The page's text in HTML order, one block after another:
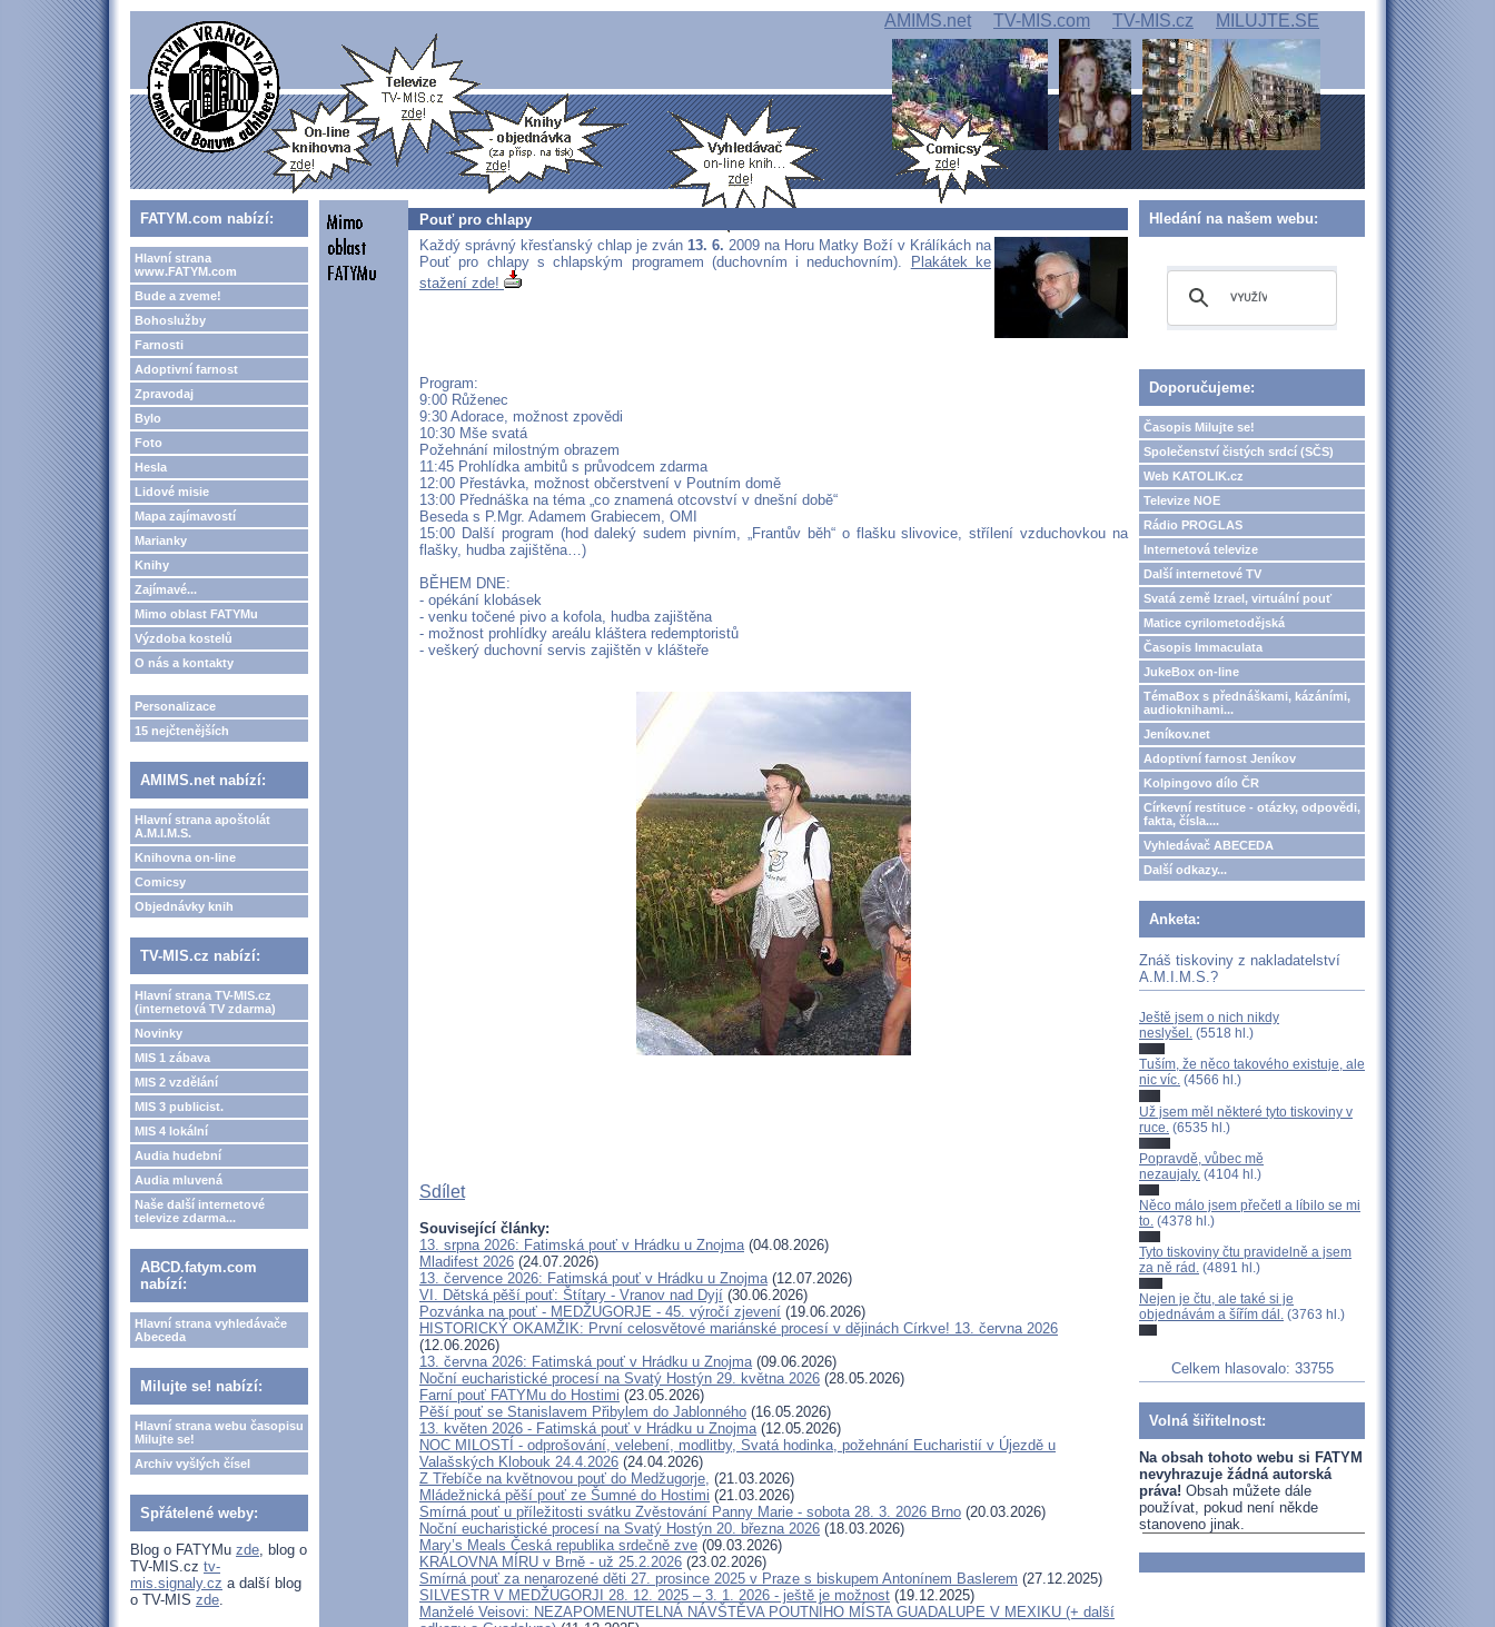
AMIMS.net TV-MIS.com TV-MIS.cz MILUJTE.SE
FATYM.com nabízí:
Hlavní strana
www.FATYM.com
Bude a zveme!
Bohoslužby
Farnosti
Adoptivní farnost
Zpravodaj
Bylo
Foto
Hesla
Lidové misie
Mapa zajímavostí
Marianky
Knihy
Zajímavé...
Mimo oblast FATYMu
Výzdoba kostelů
O nás a kontakty
Personalizace
15 nejčtenějších
AMIMS.net nabízí:
Hlavní strana apoštolát
A.M.I.M.S.
Knihovna on-line
Comicsy
Objednávky knih
TV-MIS.cz nabízí:
Hlavní strana TV-MIS.cz
(internetová TV zdarma)
Novinky
MIS 1 zábava
MIS 2 vzdělání
MIS 3 publicist.
MIS 4 lokální
Audia hudební
Audia mluvená
Naše další internetové
televize zdarma...
ABCD.fatym.com
nabízí:
Hlavní strana vyhledávače
Abeceda
Milujte se! nabízí:
Hlavní strana webu časopisu
Milujte se!
Archiv vyšlých čísel
Spřátelené weby:
Blog o FATYMu zde, blog o
TV-MIS.cz tv-
mis.signaly.cz a další blog
o TV-MIS zde.
Pouť pro chlapy
Každý správný křesťanský chlap je zván 13. 6. 2009 na Horu Matky Boží v Králíkách na
Pouť pro chlapy s chlapským programem (duchovním i neduchovním).
Plakátek ke
stažení zde!
Program:
9:00 Růženec
9:30 Adorace, možnost zpovědi
10:30 Mše svatá
Požehnání milostným obrazem
11:45 Prohlídka ambitů s průvodcem zdarma
12:00 Přestávka, možnost občerstvení v Poutním domě
13:00 Přednáška na téma „co znamená otcovství v dnešní době“
Beseda s P.Mgr. Adamem Grabiecem, OMI
15:00 Další program (hod daleký sudem pivním, „Frantův běh“ o flašku slivovice, střílení vzduchovkou na
flašky, hudba zajištěna…)
BĚHEM DNE:
- opékání klobásek
- venku točené pivo a kofola, hudba zajištěna
- možnost prohlídky areálu kláštera redemptoristů
- veškerý duchovní servis zajištěn v klášteře
Sdílet
Související články:
13. srpna 2026: Fatimská pouť v Hrádku u Znojma(04.08.2026)
Mladifest 2026 (24.07.2026)
13. července 2026: Fatimská pouť v Hrádku u Znojma(12.07.2026)
VI. Dětská pěší pouť: Štítary - Vranov nad Dyjí (30.06.2026)
Pozvánka na pouť - MEDŽUGORJE - 45. výročí zjevení (19.06.2026)
HISTORICKÝ OKAMŽIK: První celosvětové mariánské procesí v dějinách Církve! 13. června 2026
(12.06.2026)
13. června 2026: Fatimská pouť v Hrádku u Znojma(09.06.2026)
Noční eucharistické procesí na Svatý Hostýn 29. května 2026 (28.05.2026)
Farní pouť FATYMu do Hostimi (23.05.2026)
Pěší pouť se Stanislavem Přibylem do Jablonného (16.05.2026)
13. květen 2026 - Fatimská pouť v Hrádku u Znojma(12.05.2026)
NOC MILOSTÍ - odprošování, velebení, modlitby, Svatá hodinka, požehnání Eucharistií v Újezdě u
Valašských Klobouk 24.4.2026 (24.04.2026)
Z Třebíče na květnovou pouť do Medžugorje, (21.03.2026)
Mládežnická pěší pouť ze Šumné do Hostimi (21.03.2026)
Smírná pouť u příležitosti svátku Zvěstování Panny Marie - sobota 28. 3. 2026 Brno (20.03.2026)
Noční eucharistické procesí na Svatý Hostýn 20. března 2026 (18.03.2026)
Mary’s Meals Česká republika srdečně zve (09.03.2026)
KRÁLOVNA MÍRU v Brně - už 25.2.2026 (23.02.2026)
Smírná pouť za nenarozené děti 27. prosince 2025 v Praze s biskupem Antonínem Baslerem (27.12.2025)
SILVESTR V MEDŽUGORJI 28. 12. 2025 – 3. 1. 2026 - ještě je možnost (19.12.2025)
Manželé Veisovi: NEZAPOMENUTELNÁ NÁVŠTĚVA POUTNÍHO MÍSTA GUADALUPE V MEXIKU (+ další
Hledání na našem webu:
Doporučujeme:
Časopis Milujte se!
Společenství čistých srdcí (SČS)
Web KATOLIK.cz
Televize NOE
Rádio PROGLAS
Internetová televize
Další internetové TV
Svatá země Izrael, virtuální pouť
Matice cyrilometodějská
Časopis Immaculata
JukeBox on-line
TémaBox s přednáškami, kázáními,
audioknihami...
Jeníkov.net
Adoptivní farnost Jeníkov
Kolpingovo dílo ČR
Církevní restituce - otázky, odpovědi,
fakta, čísla....
Vyhledávač ABECEDA
Další odkazy...
Anketa:
Znáš tiskoviny z nakladatelství
A.M.I.M.S.?
Ještě jsem o nich nikdy
neslyšel. (5518 hl.)
Tuším, že něco takového existuje, ale
nic víc. (4566 hl.)
Už jsem měl některé tyto tiskoviny v
ruce. (6535 hl.)
Popravdě, vůbec mě
nezaujaly. (4104 hl.)
Něco málo jsem přečetl a líbilo se mi
to. (4378 hl.)
Tyto tiskoviny čtu pravidelně a jsem
za ně rád. (4891 hl.)
Nejen je čtu, ale také si je
objednávám a šířím dál. (3763 hl.)
Celkem hlasovalo: 33755
Volná šiřitelnost:
Na obsah tohoto webu si FATYM
nevyhrazuje žádná autorská
práva! Obsah můžete dále
používat, pokud není někde
stanoveno jinak.